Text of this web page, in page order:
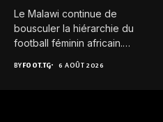
Le Malawi continue de
bousculer la hiérarchie du
football féminin africain.
BYFOOT.TG 6 AOÛT 2026